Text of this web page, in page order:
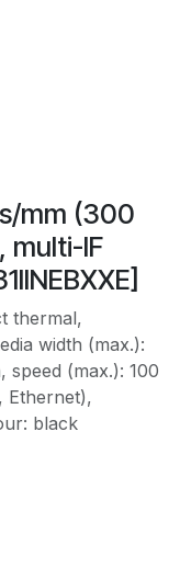
mm (300
multi-IF
thermal,
width (max.):
speed (max.): 100
Ethernet),
black